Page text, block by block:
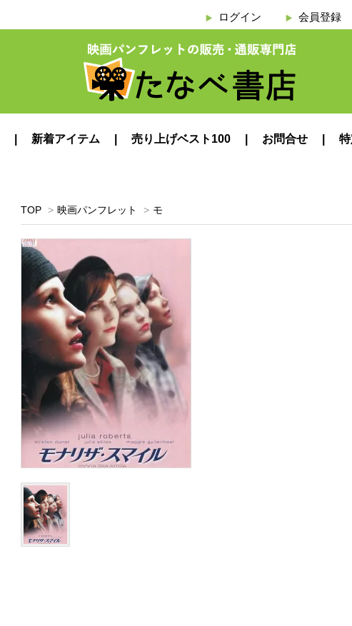
ログイン 会員登録
新着アイテム 売り上げベスト100 お問合せ
TOP > 映画パンフレット > モ